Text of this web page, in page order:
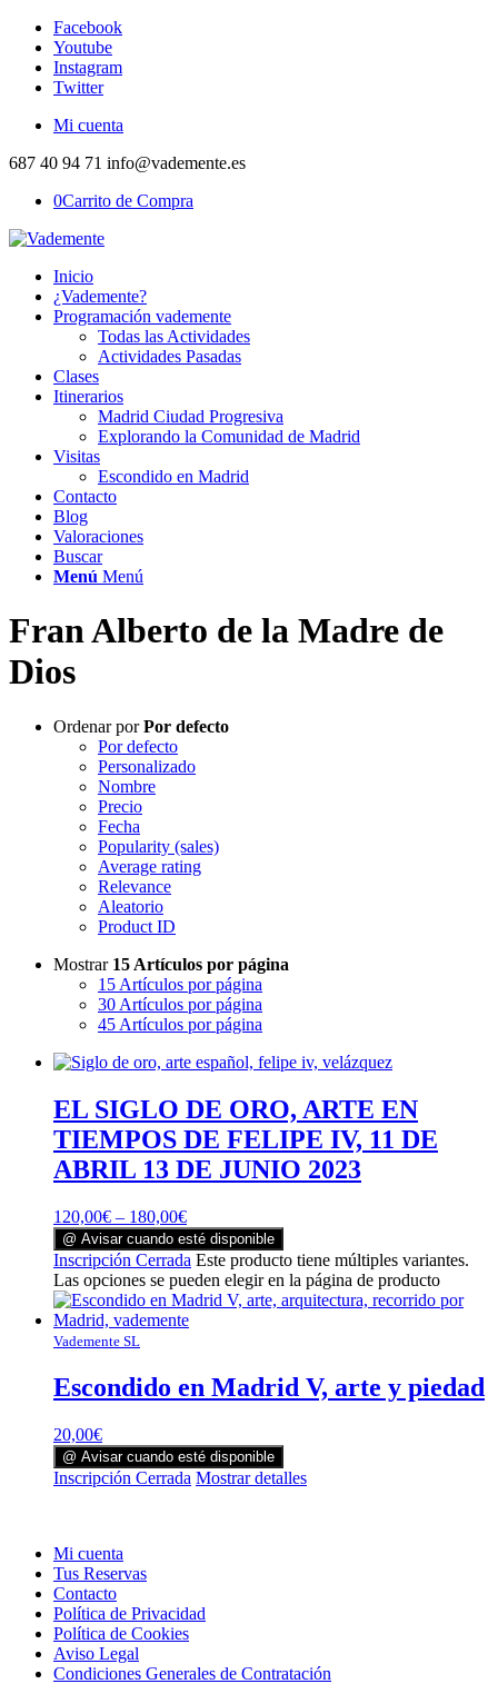
Facebook
Youtube
Instagram
Twitter
Mi cuenta
687 40 94 71 info@vademente.es
0Carrito de Compra
Inicio
¿Vademente?
Programación vademente
Todas las Actividades
Actividades Pasadas
Clases
Itinerarios
Madrid Ciudad Progresiva
Explorando la Comunidad de Madrid
Visitas
Escondido en Madrid
Contacto
Blog
Valoraciones
Buscar
Menú Menú
Fran Alberto de la Madre de
Dios
Ordenar porPor defecto
Por defecto
Personalizado
Nombre
Precio
Fecha
Popularity (sales)
Average rating
Relevance
Aleatorio
Product ID
Mostrar 15 Artículos por página
15 Artículos por página
30 Artículos por página
45 Artículos por página
EL SIGLO DE ORO, ARTE EN
TIEMPOS DE FELIPE IV, 11 DE
ABRIL 13 DE JUNIO 2023
120,00€ – 180,00€
@ Avisar cuando esté disponible
Inscripción Cerrada Este producto tiene múltiples variantes.
Las opciones se pueden elegir en la página de producto
Vademente SL
Escondido en Madrid V, arte y piedad
20,00€
@ Avisar cuando esté disponible
Inscripción Cerrada Mostrar detalles
Mi cuenta
Tus Reservas
Contacto
Política de Privacidad
Política de Cookies
Aviso Legal
Condiciones Generales de Contratación